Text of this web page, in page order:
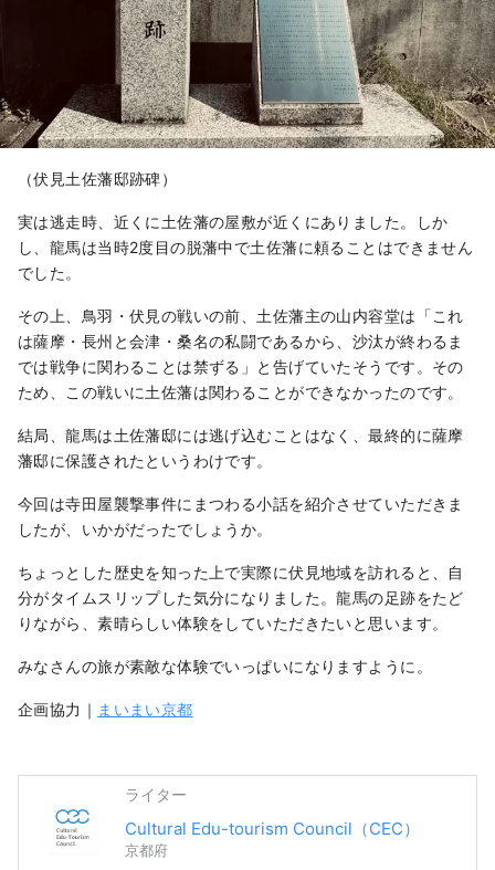
（伏見土佐藩邸跡碑）
実は逃走時、近くに土佐藩の屋敷が近くにありました。しか
し、龍馬は当時2度目の脱藩中で土佐藩に頼ることはできません
でした。
その上、鳥羽・伏見の戦いの前、土佐藩主の山内容堂は「これ
は薩摩・長州と会津・桑名の私闘であるから、沙汰が終わるま
では戦争に関わることは禁ずる」と告げていたそうです。その
ため、この戦いに土佐藩は関わることができなかったのです。
結局、龍馬は土佐藩邸には逃げ込むことはなく、最終的に薩摩
藩邸に保護されたというわけです。
今回は寺田屋襲撃事件にまつわる小話を紹介させていただきま
したが、いかがだったでしょうか。
ちょっとした歴史を知った上で実際に伏見地域を訪れると、自
分がタイムスリップした気分になりました。龍馬の足跡をたど
りながら、素晴らしい体験をしていただきたいと思います。
みなさんの旅が素敵な体験でいっぱいになりますように。
企画協力｜ まいまい京都
ライター
Cultural Edu-tourism Council（CEC）
京都府